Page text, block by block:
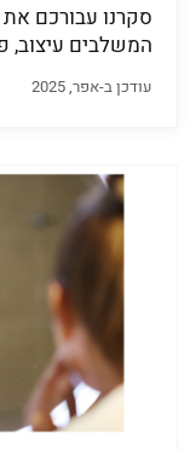
סקרנו עבורכם
המשלבים עיצוב,
עודכן ב-אפר, 2025